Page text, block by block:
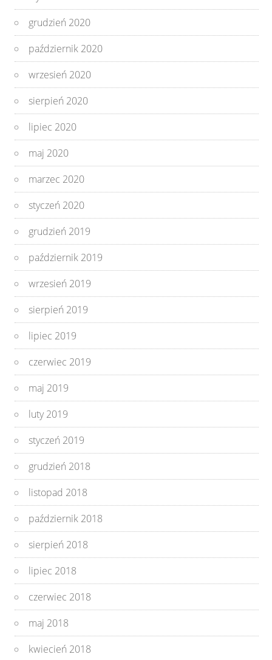
grudzień 2020
październik 2020
wrzesień 2020
sierpień 2020
lipiec 2020
maj 2020
marzec 2020
styczeń 2020
grudzień 2019
październik 2019
wrzesień 2019
sierpień 2019
lipiec 2019
czerwiec 2019
maj 2019
luty 2019
styczeń 2019
grudzień 2018
listopad 2018
październik 2018
sierpień 2018
lipiec 2018
czerwiec 2018
maj 2018
kwiecień 2018